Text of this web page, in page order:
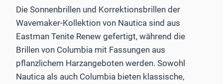
Die Sonnenbrillen und Korrektionsbrillen der
Wavemaker-Kollektion von Nautica sind aus
Eastman Tenite Renew gefertigt, während die
Brillen von Columbia mit Fassungen aus
pflanzlichem Harzangeboten werden. Sowohl
Nautica als auch Columbia bieten klassische,